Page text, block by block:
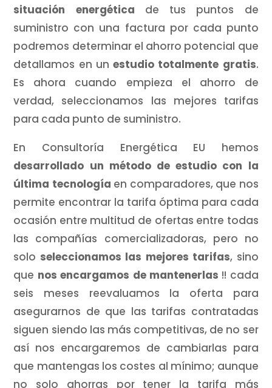
situación energética de tus puntos de
suministro con una factura por cada punto
podremos determinar el ahorro potencial que
detallamos en unestudio totalmente gratis.
Es ahora cuando empieza el ahorro de
verdad, seleccionamos las mejores tarifas
para cada punto de suministro.
En Consultoría Energética EU hemos
desarrollado un método de estudio con la
última tecnología en comparadores, que nos
permite encontrar la tarifa óptima para cada
ocasión entre multitud de ofertas entre todas
las compañías comercializadoras, pero no
solo seleccionamos las mejores tarifas, sino
que nos encargamos de mantenerlas !! cada
seis meses reevaluamos la oferta para
asegurarnos de que las tarifas contratadas
siguen siendo las más competitivas, de no ser
así nos encargaremos de cambiarlas para
que mantengas los costes al mínimo; aunque
no solo ahorras por tener la tarifa más